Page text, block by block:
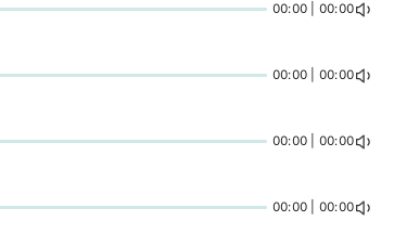
00:00 | 00:00
00:00 | 00:00
00:00 | 00:00
00:00 | 00:00